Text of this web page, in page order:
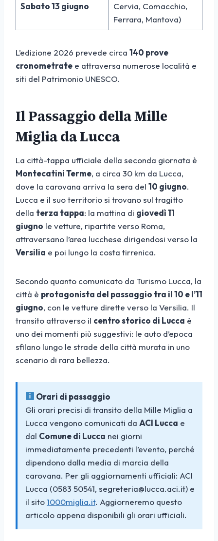
Sabato 13 giugno
Cervia, Comacchio,
Ferrara, Mantova)
L’edizione 2026 prevede circa 140 prove
cronometrate e attraversa numerose località e
siti del Patrimonio UNESCO.
Il Passaggio della Mille
Miglia da Lucca
La città-tappa ufficiale della seconda giornata è
Montecatini Terme, a circa 30 km da Lucca,
dove la carovana arriva la sera del 10 giugno.
Lucca e il suo territorio si trovano sul tragitto
della terza tappa: la mattina di giovedì 11
giugno le vetture, ripartite verso Roma,
attraversano l’area lucchese dirigendosi verso la
Versilia e poi lungo la costa tirrenica.
Secondo quanto comunicato da Turismo Lucca, la
città è protagonista del passaggio tra il 10 e l’11
giugno, con le vetture dirette verso la Versilia. Il
transito attraverso il centro storico di Lucca è
uno dei momenti più suggestivi: le auto d’epoca
sfilano lungo le strade della città murata in uno
scenario di rara bellezza.
Orari di passaggio
Gli orari precisi di transito della Mille Miglia a
Lucca vengono comunicati da ACI Lucca e
dal Comune di Lucca nei giorni
immediatamente precedenti l’evento, perché
dipendono dalla media di marcia della
carovana. Per gli aggiornamenti ufficiali: ACI
Lucca (0583 50541, segreteria@lucca.aci.it) e
il sito1000miglia.it. Aggiorneremo questo
articolo appena disponibili gli orari ufficiali.